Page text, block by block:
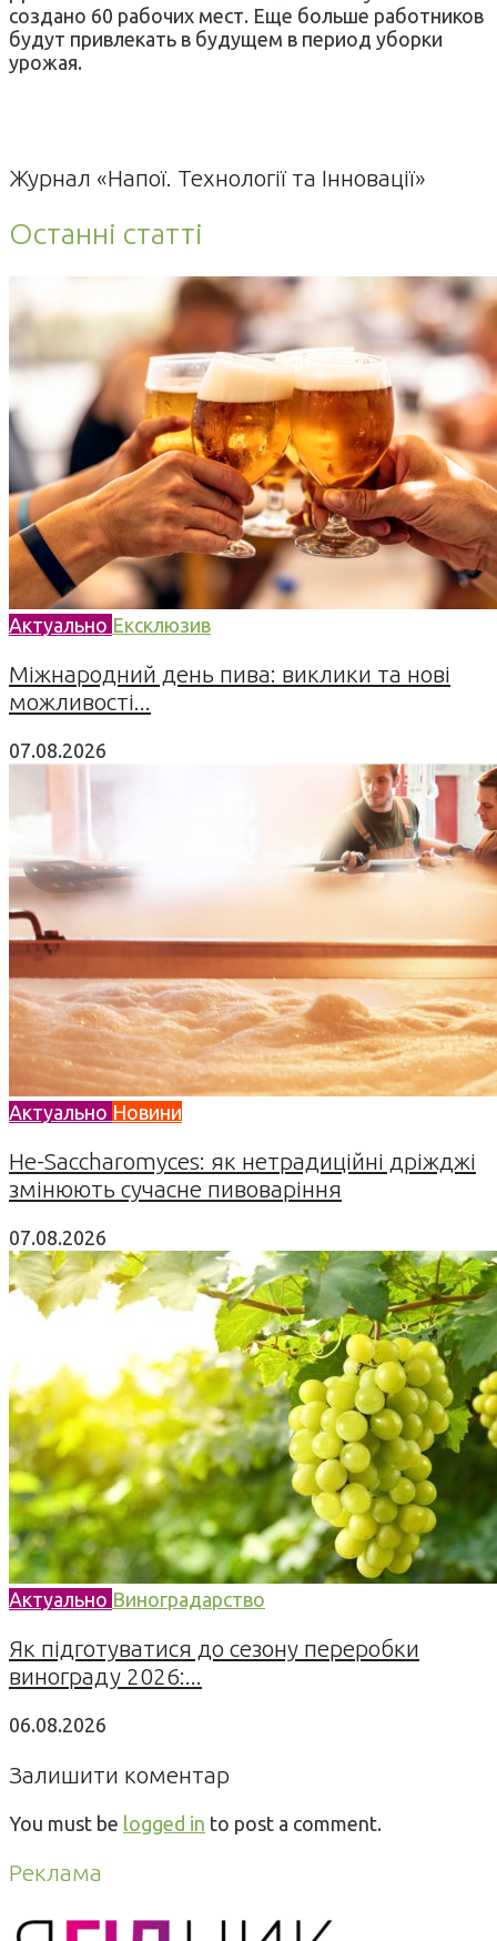
создано 60 рабочих мест. Еще больше работников
будут привлекать в будущем в период уборки
урожая.
Журнал «Напої. Технології та Інновації»
Останні статті
Актуально Ексклюзив
Міжнародний день пива: виклики та нові
можливості...
07.08.2026
Актуально Новини
Не-Saccharomyces: як нетрадиційні дріжджі
змінюють сучасне пивоваріння
07.08.2026
Актуально Виноградарство
Як підготуватися до сезону переробки
винограду 2026:...
06.08.2026
Залишити коментар
You must be logged in to post a comment.
Реклама